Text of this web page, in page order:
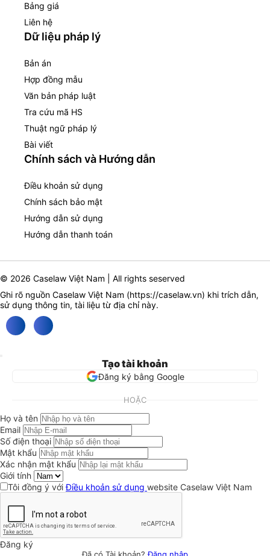
Bảng giá
Liên hệ
Dữ liệu pháp lý
Bản án
Hợp đồng mẫu
Văn bản pháp luật
Tra cứu mã HS
Thuật ngữ pháp lý
Bài viết
Chính sách và Hướng dẫn
Điều khoản sử dụng
Chính sách bảo mật
Hướng dẫn sử dụng
Hướng dẫn thanh toán
© 2026 Caselaw Việt Nam | All rights seserved
Ghi rõ nguồn Caselaw Việt Nam (https://caselaw.vn) khi trích dẫn,
sử dụng thông tin, tài liệu từ địa chỉ này.
Tạo tài khoản
Đăng ký bằng Google
HOẶC
Họ và tên
Email
Số điện thoại
Mật khẩu
Xác nhận mật khẩu
Giới tính
Tôi đồng ý vớiĐiều khoản sử dụng website Caselaw Việt Nam
Đăng ký